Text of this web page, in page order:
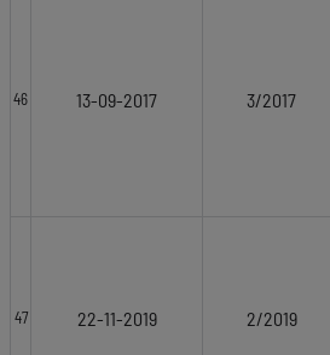
46 13-09-2017 3/2017
47 22-11-2019 2/2019